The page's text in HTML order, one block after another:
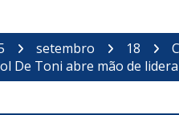
setembro 18
De Toni abre mão de